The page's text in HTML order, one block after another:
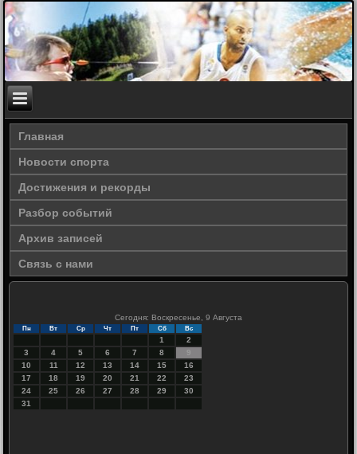
Главная
Новости спорта
Достижения и рекорды
Разбор событий
Архив записей
Связь с нами
Сегодня: Воскресенье, 9 Августа
Пн Вт Ср Чт Пт Сб Вс
1
2
3
4 5 6 7 8
9
10
11 12 13 14 15
16
17
18 19 20 21 22
23
24
25 26 27 28 29
30
31